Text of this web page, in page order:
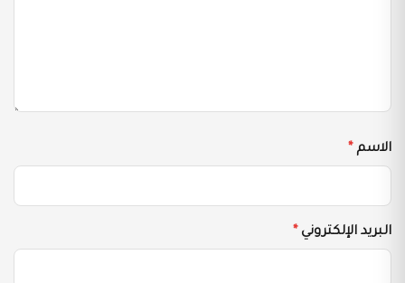
الاسم *
البريد الإلكتروني *